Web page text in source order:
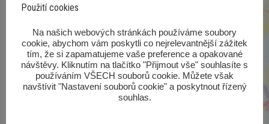
Použití cookies
‎Na našich webových stránkách používáme soubory
cookie, abychom vám poskytli co nejrelevantnější zážitek
tím, že si zapamatujeme vaše preference a opakované
návštěvy. Kliknutím na tlačítko "Přijmout vše" souhlasíte s
používáním VŠECH souborů cookie. Můžete však
navštívit "Nastavení souborů cookie" a poskytnout řízený
souhlas.‎